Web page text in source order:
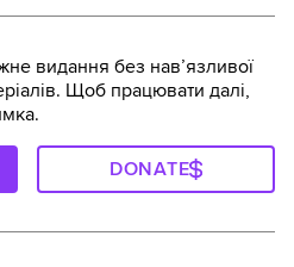
видання без навʼязливої
Щоб працювати далі,
DONATE